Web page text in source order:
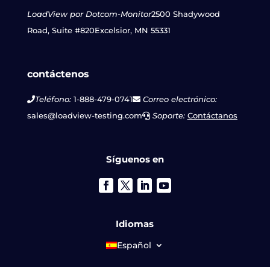
LoadView por Dotcom-Monitor2500 Shadywood
Road, Suite #820Excelsior, MN 55331
contáctenos
Teléfono:1-888-479-0741
Correo electrónico:
sales@loadview-testing.com
Soporte: Contáctanos
Síguenos en
Idiomas
Español